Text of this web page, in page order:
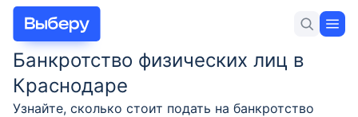
Для себя Для бизнеса Новости и статьи
Банкротство физических лиц в
Краснодаре
Узнайте, сколько стоит подать на банкротство